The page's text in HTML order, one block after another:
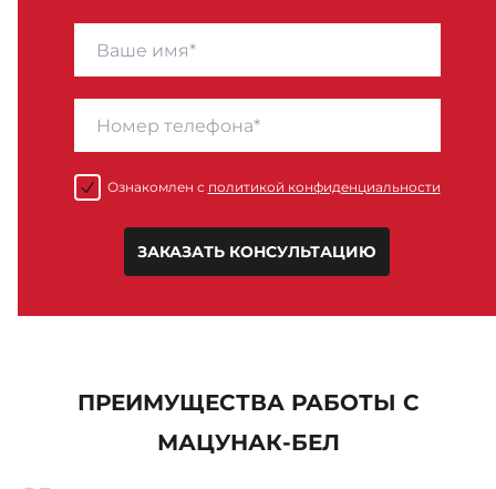
Ознакомлен с политикой конфиденциальности
ЗАКАЗАТЬ КОНСУЛЬТАЦИЮ
ПРЕИМУЩЕСТВА РАБОТЫ С
МАЦУНАК-БЕЛ